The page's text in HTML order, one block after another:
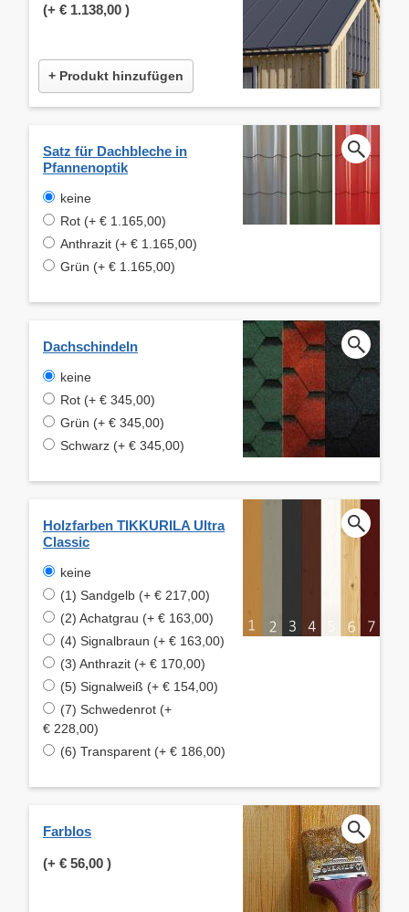
(+ € 1.138,00 )
+ Produkt hinzufügen
Satz für Dachbleche in
Pfannenoptik
keine
Rot (+ € 1.165,00)
Anthrazit (+ € 1.165,00)
Grün (+ € 1.165,00)
Dachschindeln
keine
Rot (+ € 345,00)
Grün (+ € 345,00)
Schwarz (+ € 345,00)
Holzfarben TIKKURILA Ultra
Classic
keine
(1) Sandgelb (+ € 217,00)
(2) Achatgrau (+ € 163,00)
(4) Signalbraun (+ € 163,00)
(3) Anthrazit (+ € 170,00)
(5) Signalweiß (+ € 154,00)
(7) Schwedenrot (+
€ 228,00)
(6) Transparent (+ € 186,00)
Farblos
(+ € 56,00 )